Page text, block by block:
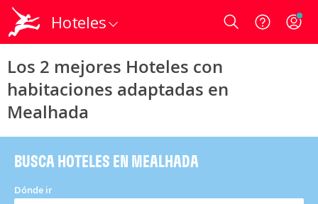
Hoteles Login
Los 2 mejores Hoteles con
habitaciones adaptadas en
Mealhada
BUSCA HOTELES EN MEALHADA
Dónde ir